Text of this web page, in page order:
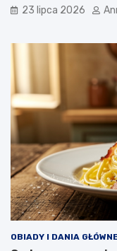
23 lipca 2026
OBIADY I DANIA